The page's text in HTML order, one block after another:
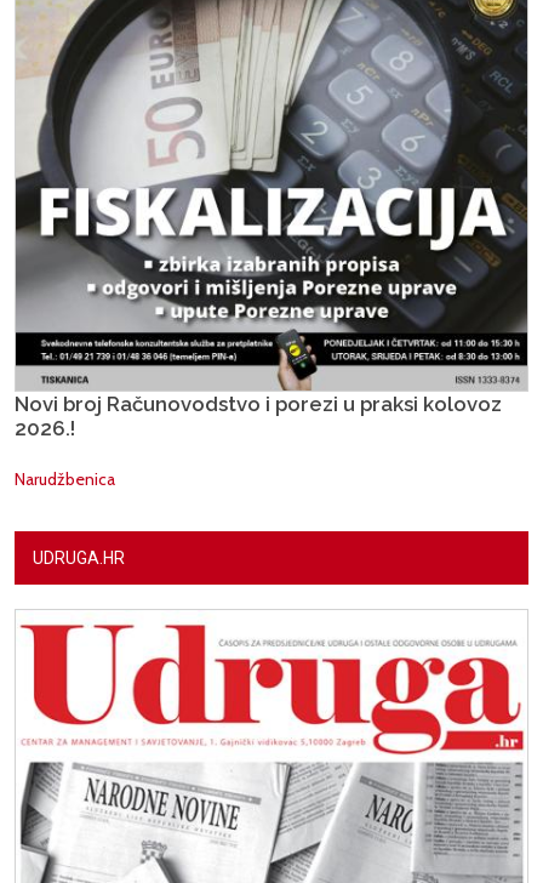
Novi broj Računovodstvo i porezi u praksi kolovoz
2026.!
Narudžbenica
UDRUGA.HR